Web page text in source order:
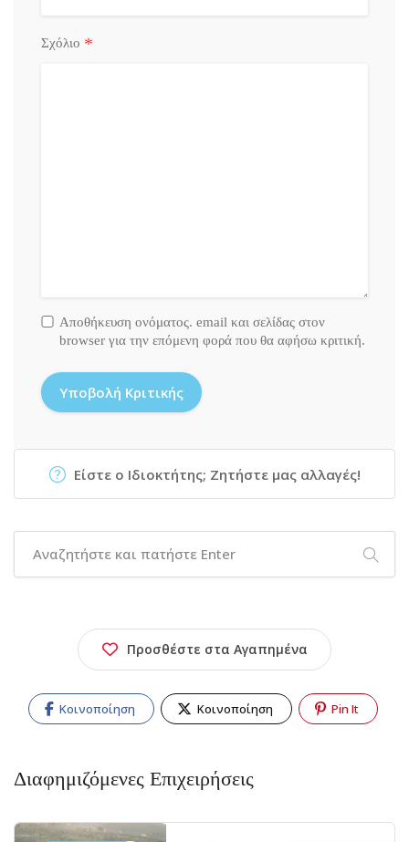
Σχόλιο *
Αποθήκευση ονόματος. email και σελίδας στον
browser για την επόμενη φορά που θα αφήσω κριτική.
Είστε ο Ιδιοκτήτης; Ζητήστε μας αλλαγές!
Προσθέστε στα Αγαπημένα
Κοινοποίηση Κοινοποίηση Pin It
Διαφημιζόμενες Επιχειρήσεις